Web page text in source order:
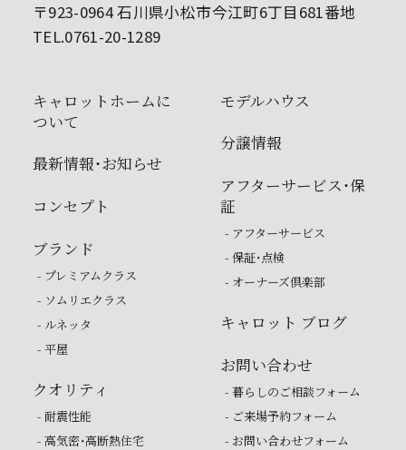
〒923-0964 石川県小松市今江町6丁目681番地
TEL.0761-20-1289
キャロットホームに
ついて
最新情報・お知らせ
コンセプト
ブランド
- プレミアムクラス
- ソムリエクラス
- ルネッタ
- 平屋
クオリティ
- 耐震性能
- 高気密・高断熱住宅
モデルハウス
分譲情報
アフターサービス・保
証
- アフターサービス
- 保証・点検
- オーナーズ倶楽部
キャロット ブログ
お問い合わせ
- 暮らしのご相談フォーム
- ご来場予約フォーム
- お問い合わせフォーム